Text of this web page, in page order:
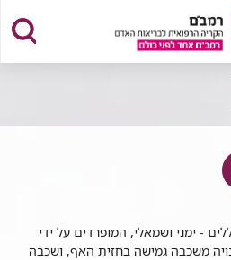
- ימני ושמאלי, המופרדים על ידי
משכבה גמישה בחזית האף, ושכבה